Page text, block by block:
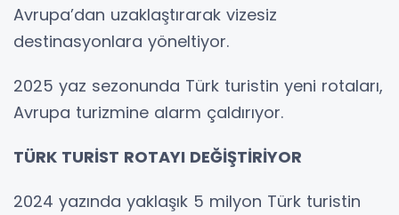
Avrupa’dan uzaklaştırarak vizesiz
destinasyonlara yöneltiyor.
2025 yaz sezonunda Türk turistin yeni rotaları,
Avrupa turizmine alarm çaldırıyor.
TÜRK TURİST ROTAYI DEĞİŞTİRİYOR
2024 yazında yaklaşık 5 milyon Türk turistin